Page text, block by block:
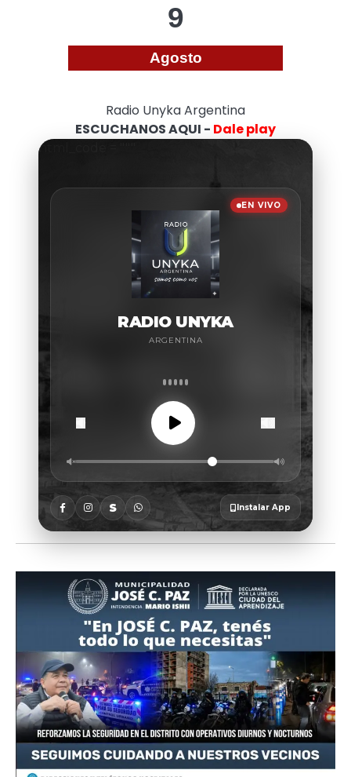
9
Agosto
Radio Unyka Argentina
ESCUCHANOS AQUI - Dale play